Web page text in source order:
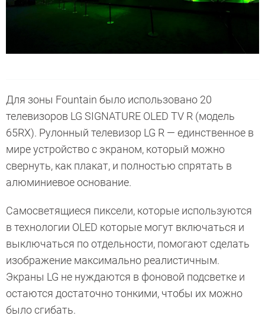
Для зоны Fountain было использовано 20
телевизоров LG SIGNATURE OLED TV R (модель
65RX). Рулонный телевизор LG R — единственное в
мире устройство с экраном, который можно
свернуть, как плакат, и полностью спрятать в
алюминиевое основание.
Самосветящиеся пиксели, которые используются
в технологии OLED которые могут включаться и
выключаться по отдельности, помогают сделать
изображение максимально реалистичным.
Экраны LG не нуждаются в фоновой подсветке и
остаются достаточно тонкими, чтобы их можно
было сгибать.